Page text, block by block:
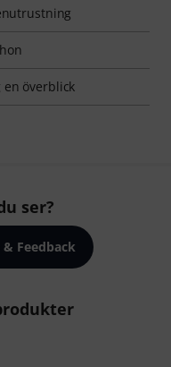
överblick
ser?
Feedback